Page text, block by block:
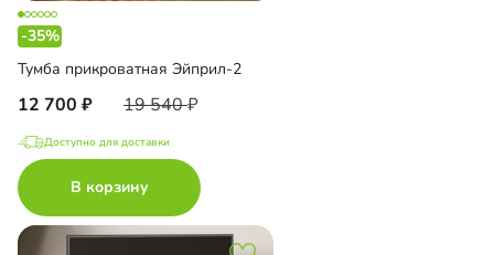
-35%
Тумба прикроватная Эйприл-2
12 700 19 540
Доступно для доставки
В корзину